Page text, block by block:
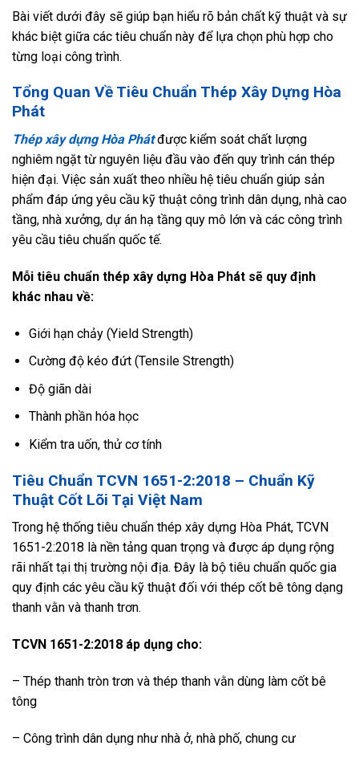
Bài viết dưới đây sẽ giúp bạn hiểu rõ bản chất kỹ thuật và sự
khác biệt giữa các tiêu chuẩn này để lựa chọn phù hợp cho
từng loại công trình.
Tổng Quan Về Tiêu Chuẩn Thép Xây Dựng Hòa
Phát
Thép xây dựng Hòa Phátđược kiểm soát chất lượng
nghiêm ngặt từ nguyên liệu đầu vào đến quy trình cán thép
hiện đại. Việc sản xuất theo nhiều hệ tiêu chuẩn giúp sản
phẩm đáp ứng yêu cầu kỹ thuật công trình dân dụng, nhà cao
tầng, nhà xưởng, dự án hạ tầng quy mô lớn và các công trình
yêu cầu tiêu chuẩn quốc tế.
Mỗi tiêu chuẩn thép xây dựng Hòa Phát sẽ quy định
khác nhau về:
Giới hạn chảy (Yield Strength)
Cường độ kéo đứt (Tensile Strength)
Độ giãn dài
Thành phần hóa học
Kiểm tra uốn, thử cơ tính
Tiêu Chuẩn TCVN 1651-2:2018 – Chuẩn Kỹ
Thuật Cốt Lõi Tại Việt Nam
Trong hệ thống tiêu chuẩn thép xây dựng Hòa Phát, TCVN
1651-2:2018 là nền tảng quan trọng và được áp dụng rộng
rãi nhất tại thị trường nội địa. Đây là bộ tiêu chuẩn quốc gia
quy định các yêu cầu kỹ thuật đối với thép cốt bê tông dạng
thanh vằn và thanh trơn.
TCVN 1651-2:2018 áp dụng cho:
– Thép thanh tròn trơn và thép thanh vằn dùng làm cốt bê
tông
– Công trình dân dụng như nhà ở, nhà phố, chung cư